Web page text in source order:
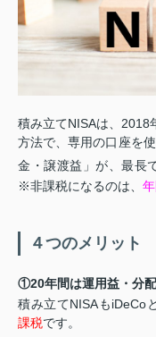
積み立てNISAは、2018
方法で、専用の口座を
金・譲渡益」が、最長
※非課税になるのは、
４つのメリット
①20年間は運用益・分
積み立てNISAもiDeCo
課税です。